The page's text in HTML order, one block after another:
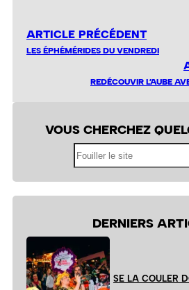
ARTICLE PRÉCÉDENT
LES ÉPHÉMÉRIDES DU VENDREDI
REDÉCOUVIR L’AUBE
VOUS CHERCHEZ
DERNIERS
SE LA COULER